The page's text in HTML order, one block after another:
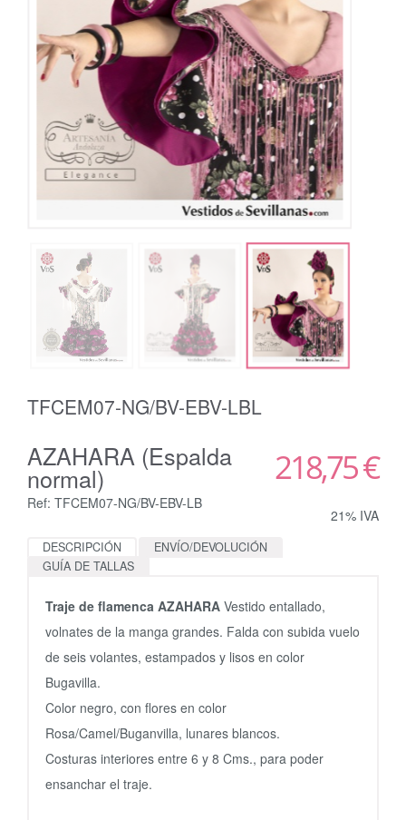
TFCEM07-NG/BV-EBV-LBL
AZAHARA (Espalda
normal)
Ref: TFCEM07-NG/BV-EBV-LB
218,75 €
21% IVA
DESCRIPCIÓN
ENVÍO/DEVOLUCIÓN
GUÍA DE TALLAS
Traje de flamenca AZAHARA Vestido entallado,
volnates de la manga grandes. Falda con subida vuelo
de seis volantes, estampados y lisos en color
Bugavilla.
Color negro, con flores en color
Rosa/Camel/Buganvilla, lunares blancos.
Costuras interiores entre 6 y 8 Cms., para poder
ensanchar el traje.